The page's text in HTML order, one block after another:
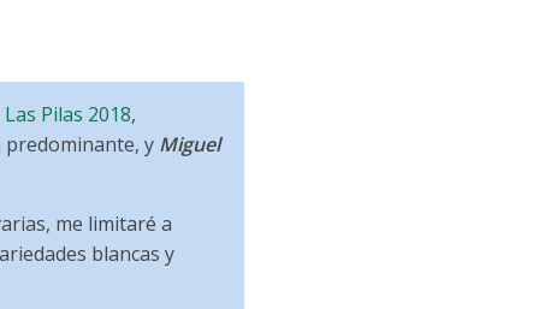
Las Pilas 2018,
predominante, y Miguel
me limitaré a
blancas y